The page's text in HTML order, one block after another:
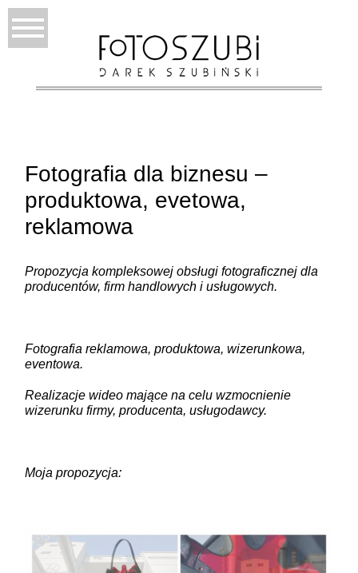
Fotografia dla biznesu –
produktowa, evetowa,
reklamowa
Propozycja kompleksowej obsługi fotograficznej dla
producentów, firm handlowych i usługowych.
Fotografia reklamowa, produktowa, wizerunkowa,
eventowa.
Realizacje wideo mające na celu wzmocnienie
wizerunku firmy, producenta, usługodawcy.
Moja propozycja: